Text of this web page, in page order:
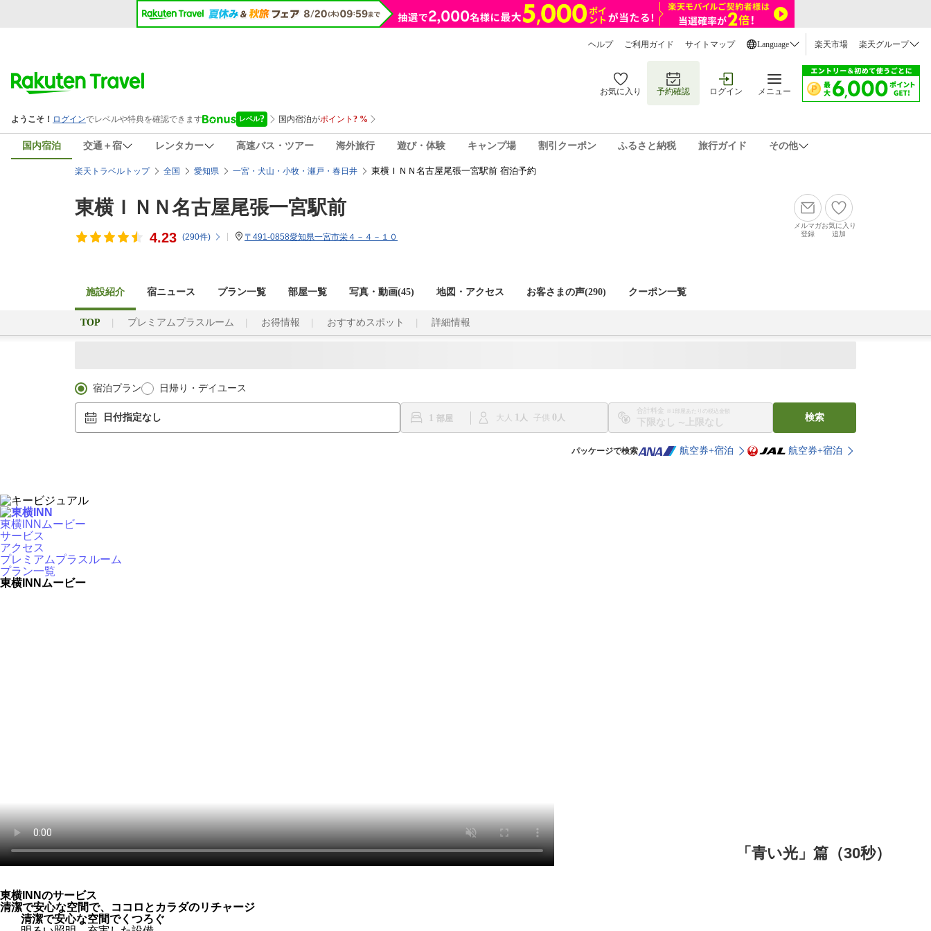
ヘルプ ご利用ガイド サイトマップ Language 楽天市場 楽天グループ
お気に入り 予約確認 ログイン メニュー
国内宿泊 交通＋宿 レンタカー 高速バス・ツアー 海外旅行 遊び・体験 キャンプ場 割引クーポン ふるさと納税 旅行ガイド その他
楽天トラベルトップ 全国 愛知県 一宮・犬山・小牧・瀬戸・春日井 東横ＩＮＮ名古屋尾張一宮駅前 宿泊予約
東横ＩＮＮ名古屋尾張一宮駅前
4.23 (290件) 〒491-0858愛知県一宮市栄４－４－１０
メルマガ
登録
お気に入り
追加
施設紹介 宿ニュース プラン一覧 部屋一覧 写真・動画(45) 地図・アクセス お客さまの声(290) クーポン一覧
TOP プレミアムプラスルーム お得情報 おすすめスポット 詳細情報
宿泊プラン 日帰り・デイユース
日付指定なし 1 大人 1 子供 0
合計料金 ※1部屋あたりの税込金額
〜
検索
パッケージで検索 航空券+宿泊 航空券+宿泊
東横INNムービー
サービス
アクセス
プレミアムプラスルーム
プラン一覧
東横INNムービー
「青い光」篇（30秒）
東横INNのサービス
清潔で安心な空間で、ココロとカラダのリチャージ
清潔で安心な空間でくつろぐ